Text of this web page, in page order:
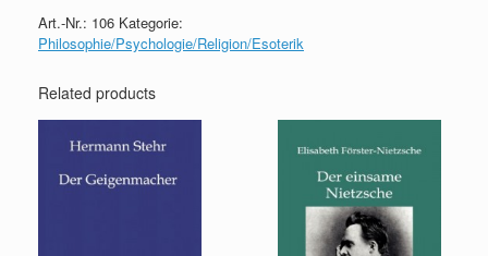
quantity
Art.-Nr.: 106 Kategorie:
Philosophie/Psychologie/Religion/Esoterik
Related products